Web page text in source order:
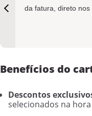
da fatura, direto nos
Benefícios do
Descontos
selecionados na